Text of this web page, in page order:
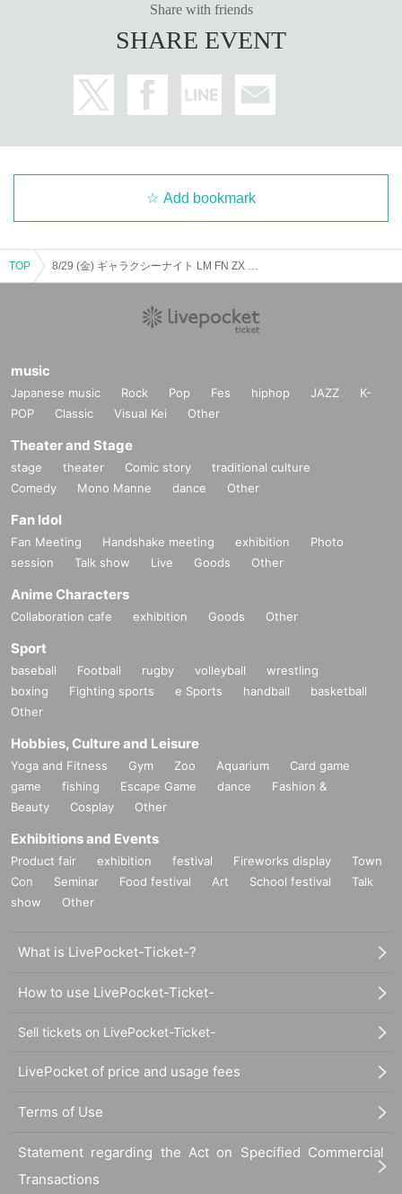
Share with friends
SHARE EVENT
Add bookmark
TOP
music
Japanese music Rock Pop Fes hiphop JAZZ
K-
POP
Classic Visual Kei Other
Theater and Stage
stage theater Comic story
traditional culture
Comedy
Mono Manne dance Other
Fan Idol
Fan Meeting Handshake meeting exhibition
Photo
session
Talk show Live Goods Other
Anime Characters
Collaboration cafe exhibition Goods Other
Sport
baseball Football rugby volleyball
wrestling
boxing
Fighting sports e Sports handball
basketball
Other
Hobbies, Culture and Leisure
Yoga and Fitness Gym Zoo Aquarium
Card game
game
fishing Escape Game dance
Fashion &
Beauty
Cosplay Other
Exhibitions and Events
Product fair exhibition festival Fireworks display
Town
Con
Seminar Food festival Art School festival
Talk
show
Other
What is LivePocket-Ticket-?
How to use LivePocket-Ticket-
Sell tickets on LivePocket-Ticket-
LivePocket of price and usage fees
Terms of Use
Statement regarding the Act on Specified Commercial
Transactions